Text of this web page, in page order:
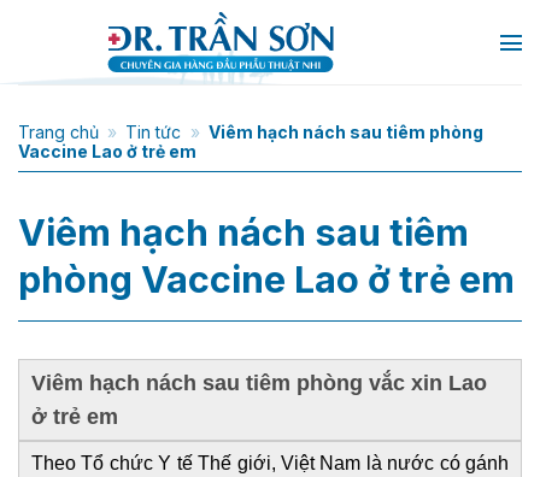
Trang chủ » Tin tức » Viêm hạch nách sau tiêm phòng
Vaccine Lao ở trẻ em
Viêm hạch nách sau tiêm
phòng Vaccine Lao ở trẻ em
Viêm hạch nách sau tiêm phòng vắc xin Lao
ở trẻ em
Theo Tổ chức Y tế Thế giới, Việt Nam là nước có gánh